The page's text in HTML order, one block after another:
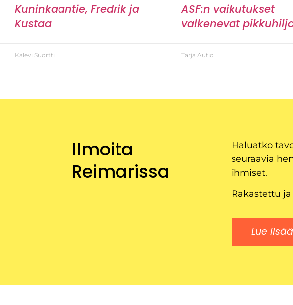
Kuninkaantie, Fredrik ja
Kustaa
Kalevi Suortti
ASF:n vaikutukset
valkenevat
Tarja Autio
Ilmoita
Reimarissa
Haluatko
seuraavia
ihmiset.
Rakastettu
Lue